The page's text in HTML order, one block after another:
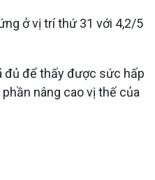
ở vị trí thứ 31 với 4,2/5
đủ để thấy được sức hấp
nâng cao vị thế của